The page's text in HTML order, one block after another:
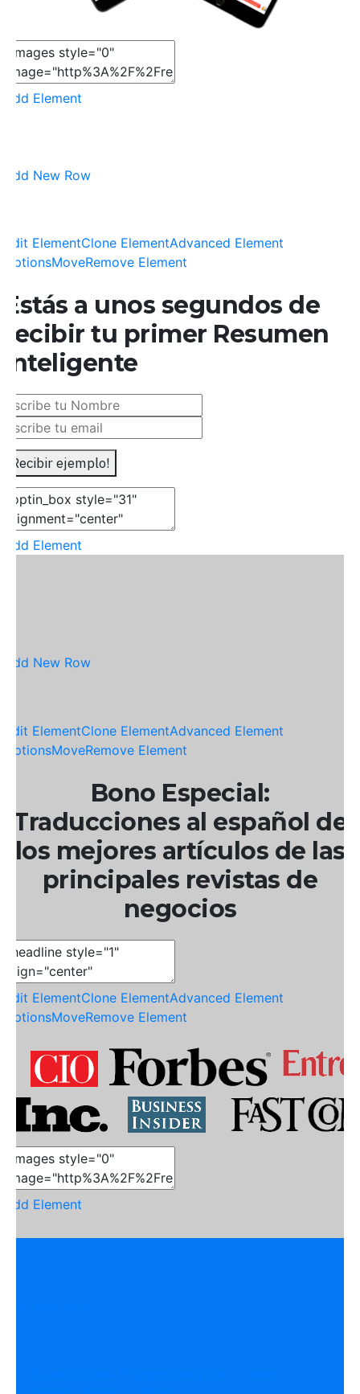
Add Element
Add New Row
Edit ElementClone ElementAdvanced Element
OptionsMoveRemove Element
Estás a unos segundos de
recibir tu primer Resumen
Inteligente
Recibir ejemplo!
Add Element
Add New Row
Edit ElementClone ElementAdvanced Element
OptionsMoveRemove Element
Bono Especial:
Traducciones al español de
los mejores artículos de las
principales revistas de
negocios
Edit ElementClone ElementAdvanced Element
OptionsMoveRemove Element
Add Element